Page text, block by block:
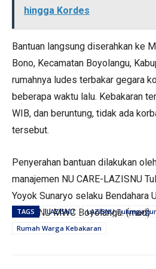
hingga Kordes
Bantuan langsung diserahkan ke
Bono, Kecamatan Boyolangu,
rumahnya ludes terbakar gegara
beberapa waktu lalu. Kebakaran
WIB, dan beruntung, tidak ada
tersebut.
Penyerahan bantuan dilakukan
manajemen NU CARE-LAZISNU
Yoyok Sunaryo selaku Bendahara
LAZISNU MWC Boyolangu. (mad)
TAGS LAZISNU
LAZISNU
Rumah Warga Kebakaran